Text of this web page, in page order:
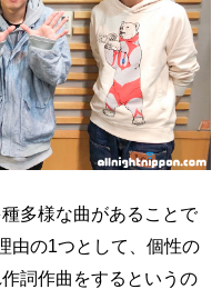
多様な曲があることで
由の1つとして、個性の
詞作曲をするというの